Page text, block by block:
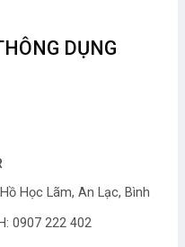
DỤNG
Học Lãm, An Lạc, Bình
0907 222 402